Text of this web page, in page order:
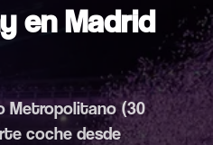
en Madrid
Metropolitano (30
coche desde